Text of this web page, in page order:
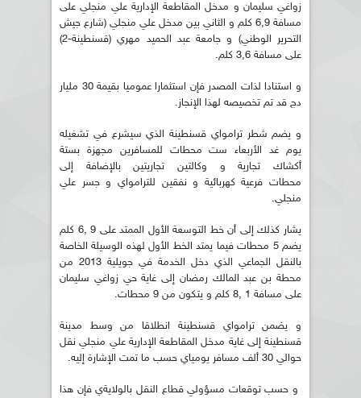
زواغي سليمان و مدخل المقاطعة الإدارية علي منجلي على
مسافة 6,9 كلم و الثاني بين مدخل علي منجلي (شارع جيش
التحرير الوطني) و جامعة عبد الحميد مهري (قسنطينة-2)
على مسافة 3,6 كلم.
و استنادا لذات المصدر فإن استثمارا عموميا بقيمة 30 مليار
دج قد تم تخصيصه لهذا الإنجاز.
و يضم شطر ترامواي قسنطينة الذي سيشرع في تشغيله
يوم غد الأربعاء ست محطات للمسافرين مجهزة بستة
أكشاك تجارية و وكالتين تجاريتين بالإضافة إلى
محطات فرعية كهربائية و نفقين للترامواي و جسر علي
منجلي.
يشار كذلك إلى أن خط التوسعة الأول الممتد على 9 ,6 كلم
يضم 5 محطات فيما يمتد الخط الأول لهذه الوسيلة الخاصة
بالنقل الجماعي الذي دخل الخدمة في جويلية 2013 من
محطة بن عبد المالك رمضان إلى غاية حي زواغي سليمان
على مسافة 1 ,8 كلم و يتكون من 9 محطات.
و يضمن ترامواي قسنطينة انطلاقا من وسط مدينة
قسنطينة إلى غاية مدخل المقاطعة الإدارية علي منجلي نقل
حوالي 30 ألف مسافر يومياي حسب ما تمت الإشارة إليه.
و حسب توقعات مسؤولي قطاع النقل بالولايةي فإن هذا